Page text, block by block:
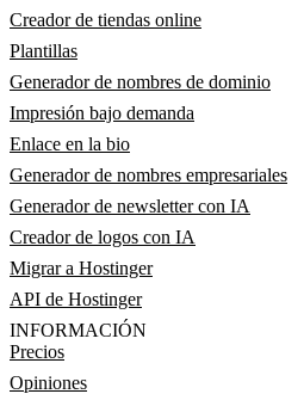
Creador de tiendas online
Plantillas
Generador de nombres de dominio
Impresión bajo demanda
Enlace en la bio
Generador de nombres empresariales
Generador de newsletter con IA
Creador de logos con IA
Migrar a Hostinger
API de Hostinger
INFORMACIÓN
Precios
Opiniones